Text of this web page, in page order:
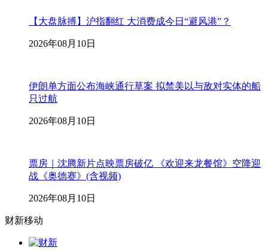
【大盘脉搏】沪指翻红 大消费成今日“避风港”？
2026年08月10日
伊朗单方面公布海峡通行草案 拟禁美以与敌对实体的船
只过航
2026年08月10日
票房｜沈腾新片点映票房破亿 《欢迎来龙餐馆》空降迎
战《奥德赛》(含视频)
2026年08月10日
财新移动